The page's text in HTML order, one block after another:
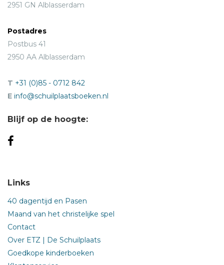
2951 GN Alblasserdam
Postadres
Postbus 41
2950 AA Alblasserdam
T +31 (0)85 - 0712 842
E info@schuilplaatsboeken.nl
Blijf op de hoogte:
Links
40 dagentijd en Pasen
Maand van het christelijke spel
Contact
Over ETZ | De Schuilplaats
Goedkope kinderboeken